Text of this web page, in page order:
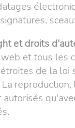
et droits
web et tous les
de la loi
La
autorisés